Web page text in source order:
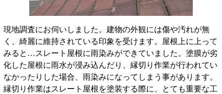
現地調査にお伺いしました。建物の外観には傷や汚れが無
く、綺麗に維持されている印象を受けます。屋根上に上って
みると…スレート屋根に雨染みができていました。塗膜が劣
化した屋根に雨水が浸み込んだり、縁切り作業が行われてい
なかったりした場合、雨染みになってしまう事があります。
縁切り作業はスレート屋根を塗装する際に、とても重要な工